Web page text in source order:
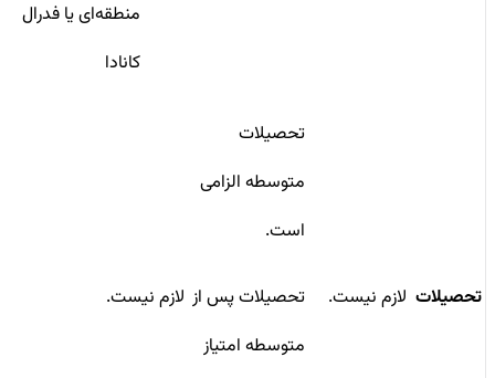
منطقه‌ای یا فدرال
کانادا
تحصیلات لازم نیست.
تحصیلات
متوسطه الزامی
است.
تحصیلات پس از
متوسطه امتیاز
لازم نیست.